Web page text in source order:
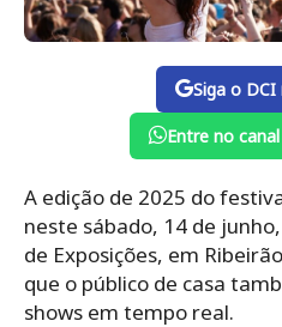
Siga o
Entre no
A edição de 2025 do
neste sábado, 14 de
de Exposições, em
que o público de casa
shows em tempo real.